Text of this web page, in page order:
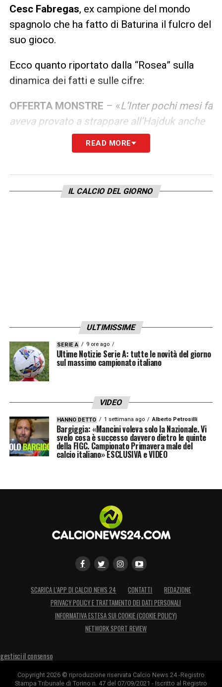
Cesc Fabregas, ex campione del mondo
spagnolo che ha fatto di Baturina il fulcro del
suo gioco.
Ecco quanto riportato dalla “Rosea” sulla
dinamica dei fatti e sulle cifre:
OFFERTA MONSTRE – «L’Inter pochi mesi fa
aveva provato a strappare all’Hajduk anche
Martin Baturina, oggi talento a disposizione
di Fabregas. Ma il Como offrì 25 milioni più
irraggiungibile».
Ultime notizie Calciomercato LIVE: tutte le
novità del giorno
LA PLAYLIST DELLE NOSTRE TOP NEWS
READ MORE
IL CALCIO DEL GIORNO
ULTIMISSIME
SERIE A 9 ore ago
Ultime Notizie Serie A: tutte le novità del giorno
sul massimo campionato italiano
VIDEO
HANNO DETTO 1 settimana ago Alberto Petrosilli
Bargiggia: «Mancini voleva solo la Nazionale. Vi
svelo cosa è successo davvero dietro le quinte
della FIGC. Campionato Primavera male del
calcio italiano» ESCLUSIVA e VIDEO
SCARICA L’APP DI CALCIO NEWS 24 CONTATTI
REDAZIONE
PRIVACY POLICY E TRATTAMENTO DEI DATI PERSONALI
INFORMATIVA ESTESA SUI COOKIE (COOKIE POLICY)
NETWORK SPORT REVIEW
gestisci il consenso
Copyright 2026 © riproduzione riservata Calcio News 24 -Registro
Stampa Tribunale di Torino n. 47 del 07/09/2021 - Iscritto al Registro